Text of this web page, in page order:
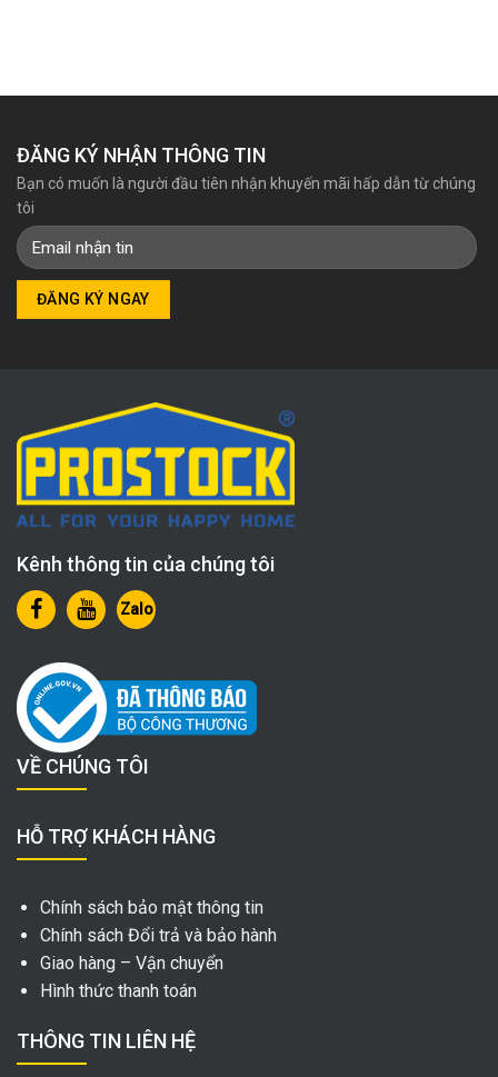
ĐĂNG KÝ NHẬN THÔNG TIN
Bạn có muốn là người đầu tiên nhận khuyến mãi hấp dẫn từ chúng
tôi
Kênh thông tin của chúng tôi
Zalo
VỀ CHÚNG TÔI
HỖ TRỢ KHÁCH HÀNG
Chính sách bảo mật thông tin
Chính sách Đổi trả và bảo hành
Giao hàng – Vận chuyển
Hình thức thanh toán
THÔNG TIN LIÊN HỆ